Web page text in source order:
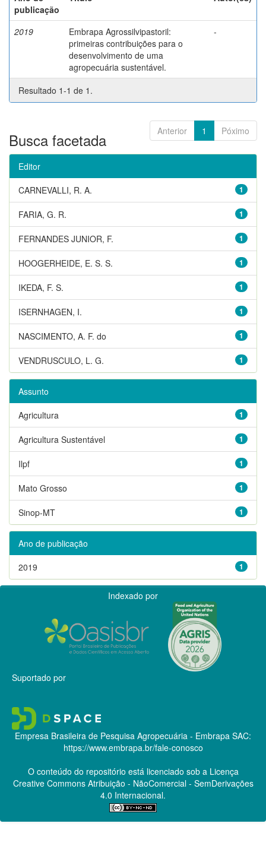
publicação
2019
Embrapa Agrossilvipastoril:
primeiras contribuições para o
desenvolvimento de uma
agropecuária sustentável.
-
Resultado 1-1 de 1.
Anterior 1 Póximo
Busca facetada
Editor
1
CARNEVALLI, R. A.
1
FARIA, G. R.
1
FERNANDES JUNIOR, F.
1
HOOGERHEIDE, E. S. S.
1
IKEDA, F. S.
1
ISERNHAGEN, I.
1
NASCIMENTO, A. F. do
1
VENDRUSCULO, L. G.
Assunto
1
Agricultura
1
Agricultura Sustentável
1
Ilpf
1
Mato Grosso
1
Sinop-MT
Ano de publicação
1
2019
Indexado por
Suportado por
Empresa Brasileira de Pesquisa Agropecuária - Embrapa SAC:
https://www.embrapa.br/fale-conosco
O conteúdo do repositório está licenciado sob a Licença
Creative CommonsAtribuição - NãoComercial - SemDerivações
4.0 Internacional.